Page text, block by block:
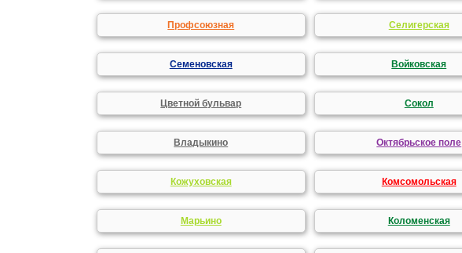
Профсоюзная Селигерская
Семеновская Войковская
Цветной бульвар Сокол
Владыкино Октябрьское поле
Кожуховская Комсомольская
Марьино Коломенская